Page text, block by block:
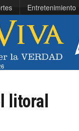
Entretenimiento
litoral